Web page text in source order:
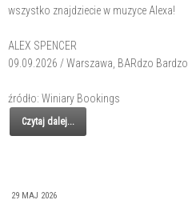
wszystko znajdziecie w muzyce Alexa!
ALEX SPENCER
09.09.2026 / Warszawa, BARdzo Bardzo
źródło: Winiary Bookings
Czytaj dalej...
29 MAJ 2026